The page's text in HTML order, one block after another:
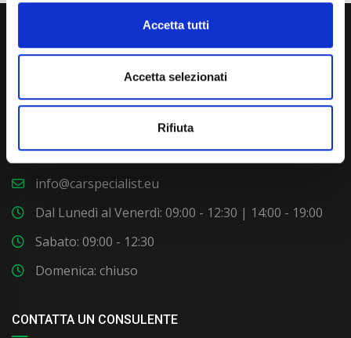
Accetta tutti
Accetta selezionati
Rifiuta
Via Giuditta Pasta 2, Como (CO) 22100
(+39) 031 431 3066
info@carspecialist.eu
Dal Lunedì al Venerdì: 09:00 - 12:30 | 14:00 - 19:00
Sabato: 09:00 - 12:30
Domenica: chiuso
CONTATTA UN CONSULENTE